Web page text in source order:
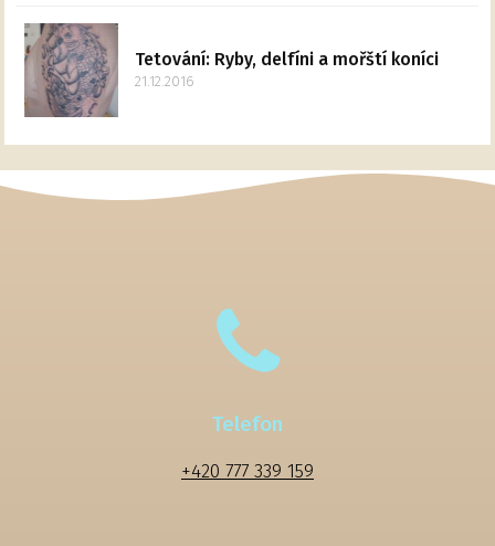
Tetování: Ryby, delfíni a mořští koníci
21.12.2016
Telefon
+420 777 339 159